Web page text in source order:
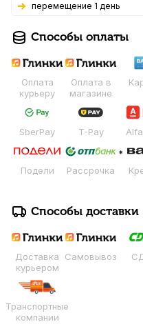
Перемещение 1 день
Способы оплаты
Оплата
курьеру
Оплата в
магазине
SberPay T-Pay
Подели Рассрочка
Способы доставки
Доставка
курьером
Самовывоз
Транспортные
компании